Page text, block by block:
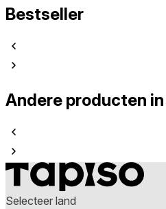
Bestseller
Andere producten
Selecteer land